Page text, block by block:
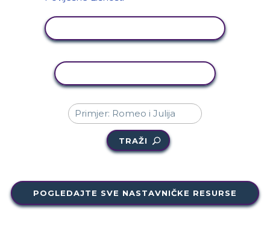
TRAŽI
POGLEDAJTE SVE NASTAVNIČKE RESURSE